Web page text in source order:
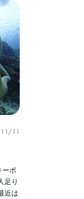
11
ーポ
足り
近は